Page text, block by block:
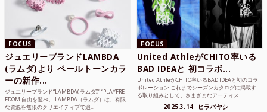
FOCUS
ジュエリーブランドLAMBDA
(ラムダ)より ペールトーンカラ
ーの新作...
ジュエリーブランド“LAMBDA( ラムダ))” “PLAYFRE
EDOM 自由を遊べ。 LAMBDA（ラムダ）は、有限
な資源を無限のクリエイティブで追...
FOCUS
United AthleがCHITO率いる
BAD IDEAと 初コラボ...
United AthleがCHITO率いるBAD IDEAと初のコラ
ボレーション これまでシーズンカタログに掲載す
る取り組みとして、さまざまなアーティス...
2025.3.14 ヒラバヤシ